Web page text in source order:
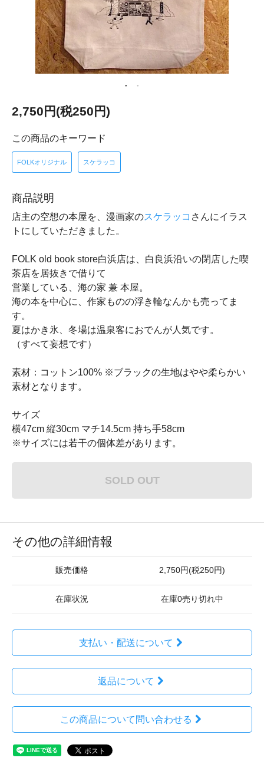
2,750円(税250円)
この商品のキーワード
FOLKオリジナル スケラッコ
商品説明
店主の空想の本屋を、漫画家のスケラッコ さんにイラス
トにしていただきました。
FOLK old book store白浜店は、白良浜沿いの閉店した喫
茶店を居抜きで借りて
営業している、海の家 兼 本屋。
海の本を中心に、作家ものの浮き輪なんかも売ってま
す。
夏はかき氷、冬場は温泉客におでんが人気です。
（すべて妄想です）
素材：コットン100% ※ブラックの生地はやや柔らかい
素材となります。
サイズ
横47cm 縦30cm マチ14.5cm 持ち手58cm
※サイズには若干の個体差があります。
SOLD OUT
その他の詳細情報
販売価格 2,750円(税250円)
在庫状況 在庫0売り切れ中
支払い・配送について
返品について
この商品について問い合わせる